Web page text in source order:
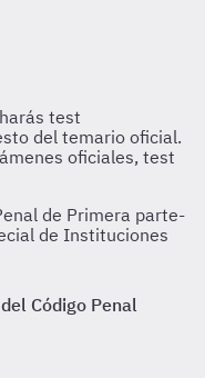
de Primera parte-
de Instituciones
Código Penal